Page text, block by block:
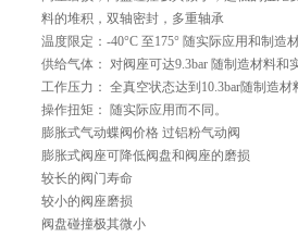
料的堆积，双轴密封，多重轴承
温度限定：-40°C 至175° 随实际应用和制造
供给气体： 对阀座可达9.3bar 随制造材料和
工作压力： 全真空状态达到10.3bar随制造材
操作扭矩： 随实际应用而不同。
膨胀式气动蝶阀价格 过铝粉气动阀
膨胀式阀座可降低阀盘和阀座的磨损
较长的阀门寿命
较小的阀座磨损
阀盘碰撞极其微小